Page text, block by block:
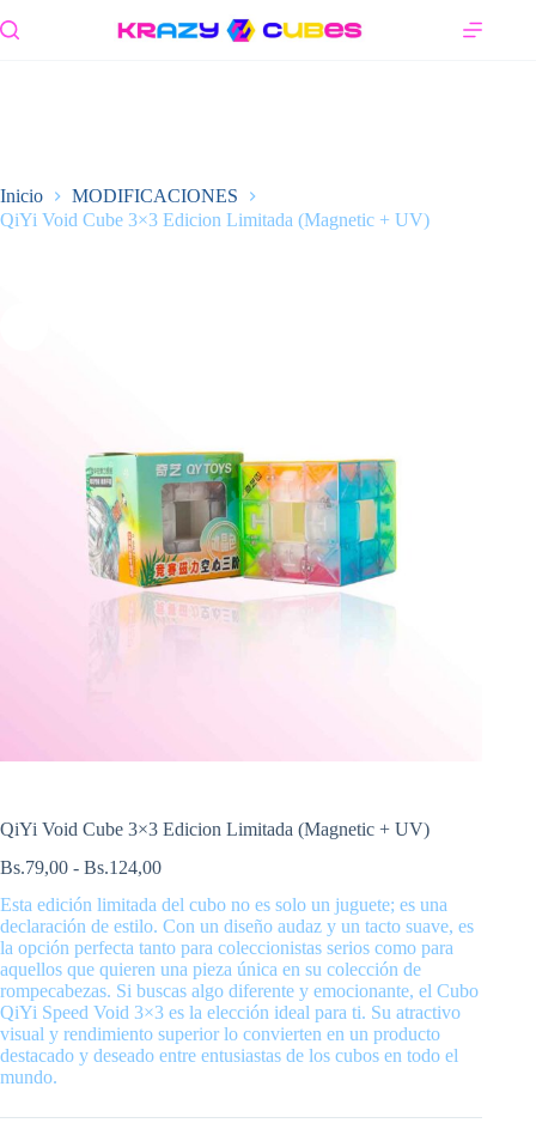
al
Inicio
MODIFICACIONES
QiYi Void Cube 3×3 Edicion Limitada (Magnetic + UV)
QiYi Void Cube 3×3 Edicion Limitada (Magnetic + UV)
Bs.79,00 - Bs.124,00Rango
precios:
desde
Bs.79,00
hasta
Bs.124,00
Esta edición limitada del cubo no es solo un juguete; es una
declaración de estilo. Con un diseño audaz y un tacto suave, es
la opción perfecta tanto para coleccionistas serios como para
aquellos que quieren una pieza única en su colección de
rompecabezas. Si buscas algo diferente y emocionante, el Cubo
QiYi Speed Void 3×3 es la elección ideal para ti. Su atractivo
visual y rendimiento superior lo convierten en un producto
destacado y deseado entre entusiastas de los cubos en todo el
mundo.